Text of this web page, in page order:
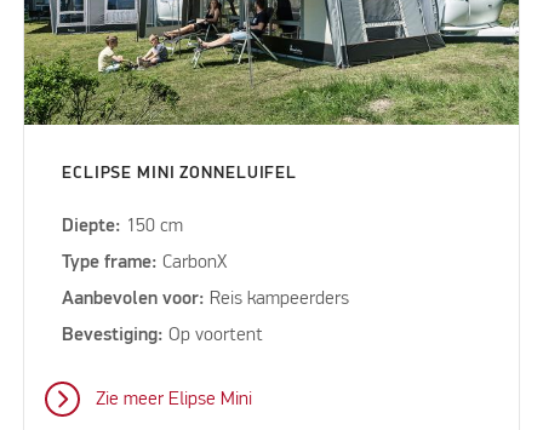
ECLIPSE MINI ZONNELUIFEL
Diepte: 150 cm
Type frame:CarbonX
Aanbevolen voor: Reis kampeerders
Bevestiging:Op voortent
Zie meer Elipse Mini